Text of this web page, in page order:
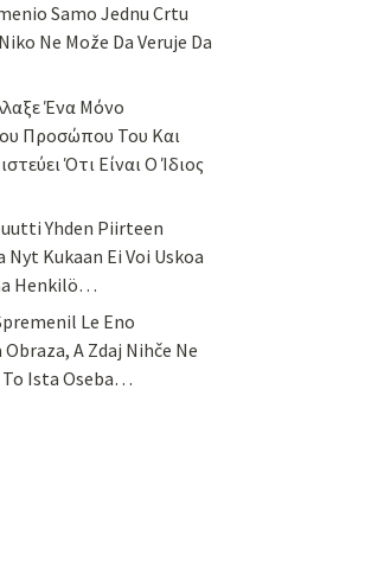
Samo Jednu Crtu
Ne Može Da Veruje Da
Ένα Μόνο
Προσώπου Του Και
Ότι Είναι Ο Ίδιος
Yhden Piirteen
Kukaan Ei Voi Uskoa
Henkilö…
Le Eno
A Zdaj Nihče Ne
To Ista Oseba…